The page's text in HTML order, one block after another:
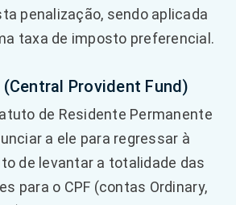
penalização, sendo aplicada
taxa de imposto preferencial.
(Central Provident Fund)
de Residente Permanente
a ele para regressar à
de levantar a totalidade das
para o CPF (contas Ordinary,